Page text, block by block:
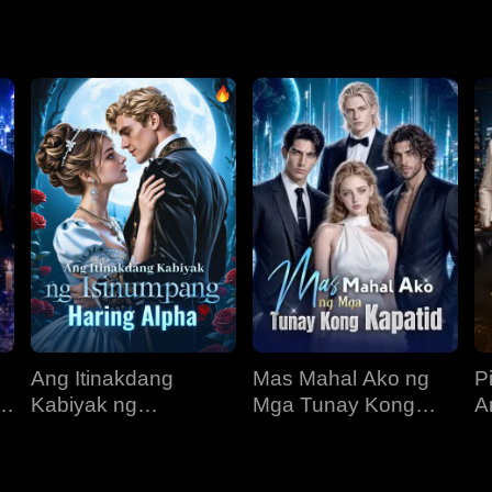
ng kanyang pamilya.
Ang Itinakdang
Kabiyak ng
Mas Mahal Ako ng
Mga Tunay Kong